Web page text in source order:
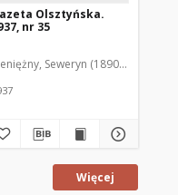
Olsztyńska.
nr 35
Seweryn (1890-1940). Red.
Więcej